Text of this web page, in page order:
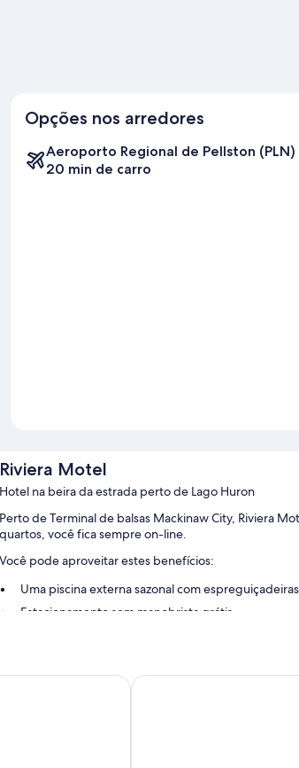
Opções nos arredores
Aeroporto Regional de Pellston (PLN)
20 min de carro
Riviera Motel
Hotel na beira da estrada perto de Lago Huron
Perto de Terminal de balsas Mackinaw City, Riviera
quartos, você fica sempre on-line.
Você pode aproveitar estes benefícios:
Uma piscina externa sazonal com espreguiçadeiras
Estacionamento sem manobrista grátis
Inn & Suites Lighthouse View Motel